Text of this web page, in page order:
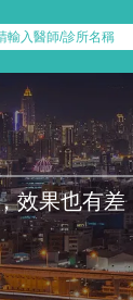
效果也有差